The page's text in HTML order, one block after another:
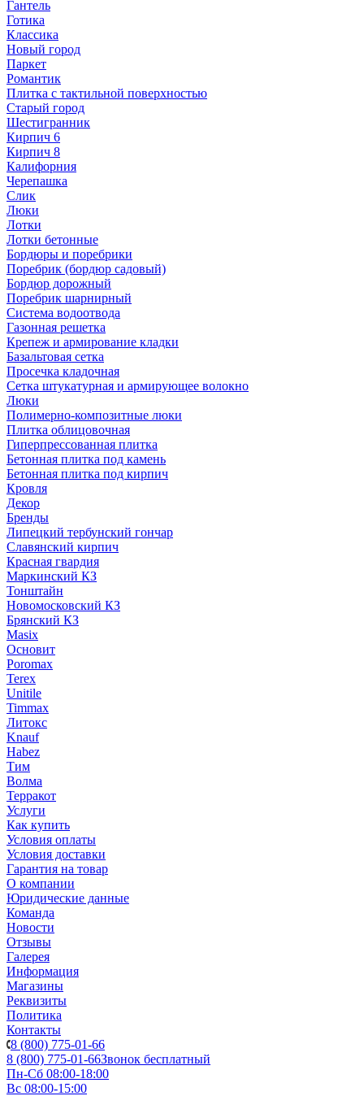
Гантель
Готика
Классика
Новый город
Паркет
Романтик
Плитка с тактильной поверхностью
Старый город
Шестигранник
Кирпич 6
Кирпич 8
Калифорния
Черепашка
Слик
Люки
Лотки
Лотки бетонные
Бордюры и поребрики
Поребрик (бордюр садовый)
Бордюр дорожный
Поребрик шарнирный
Система водоотвода
Газонная решетка
Крепеж и армирование кладки
Базальтовая сетка
Просечка кладочная
Сетка штукатурная и армирующее волокно
Люки
Полимерно-композитные люки
Плитка облицовочная
Гиперпрессованная плитка
Бетонная плитка под камень
Бетонная плитка под кирпич
Кровля
Декор
Бренды
Липецкий тербунский гончар
Славянский кирпич
Красная гвардия
Маркинский КЗ
Тонштайн
Новомосковский КЗ
Брянский КЗ
Masix
Основит
Poromax
Terex
Unitile
Timmax
Литокс
Knauf
Habez
Тим
Волма
Терракот
Услуги
Как купить
Условия оплаты
Условия доставки
Гарантия на товар
О компании
Юридические данные
Команда
Новости
Отзывы
Галерея
Информация
Магазины
Реквизиты
Политика
Контакты
8 (800) 775-01-66
8 (800) 775-01-66Звонок бесплатный
Пн-Сб 08:00-18:00
Вс 08:00-15:00